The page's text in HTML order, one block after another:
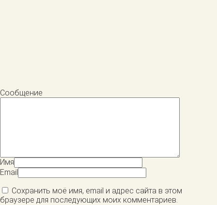
Сообщение
Имя
Email
Сохранить моё имя, email и адрес сайта в этом
браузере для последующих моих комментариев.